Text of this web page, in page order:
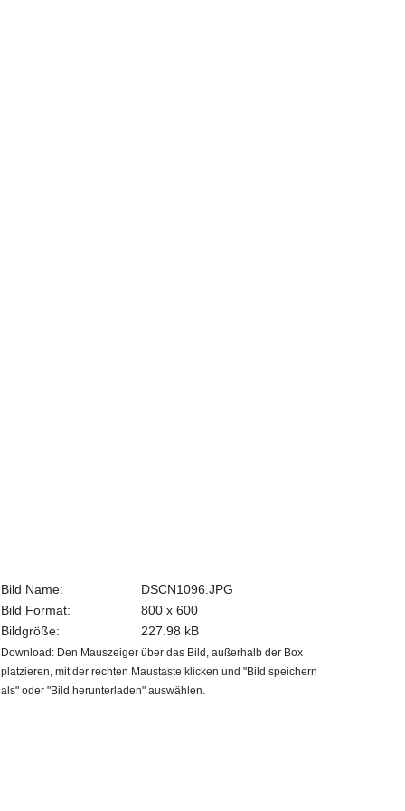
Bild Name:
DSCN1096.JPG
Bild Format:
800 x 600
Bildgröße:
227.98 kB
Download: Den Mauszeiger über das Bild, außerhalb der Box
platzieren, mit der rechten Maustaste klicken und "Bild speichern
als" oder "Bild herunterladen" auswählen.